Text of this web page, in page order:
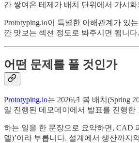
간 쌓여온 테제가 배치 단위에서 가시
Prototyping.io이 특별한 이해관계가 있
깐 맛보는 섹션 정도로 봐주시면 됩니
어떤 문제를 풀 것인가
Prototyping.io는 2026년 봄 배치(Spring
일 진행된 데모데이에서 발표를 진행한
하는 일을 한 문장으로 요약하면, CAD
델)’이라 부릅니다. 설계에서 생산까지